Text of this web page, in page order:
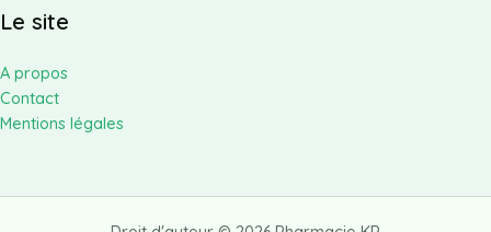
Le site
A propos
Contact
Mentions légales